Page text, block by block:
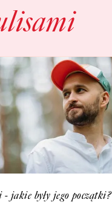
jakie były jego początki?